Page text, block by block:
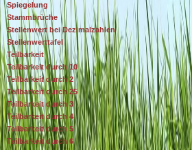
Spiegelung
Stammbrüche
Stellenwert bei Dezimalzahlen
Stellenwerttafel
Teilbarkeit
Teilbarkeit durch 10
Teilbarkeit durch 2
Teilbarkeit durch 25
Teilbarkeit durch 3
Teilbarkeit durch 4
Teilbarkeit durch 5
Teilbarkeit durch 6